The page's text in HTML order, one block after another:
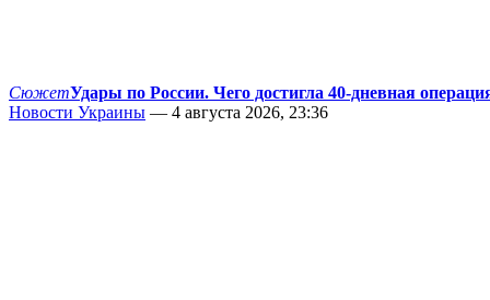
СюжетУдары по России. Чего достигла 40-дневная
Новости Украины — 4 августа 2026, 23:36